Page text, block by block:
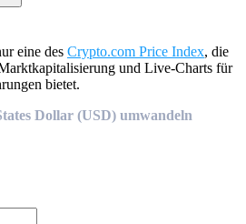
eine des Crypto.com Price Index, die
und Live-Charts für
bietet.
Dollar (USD) umwandeln